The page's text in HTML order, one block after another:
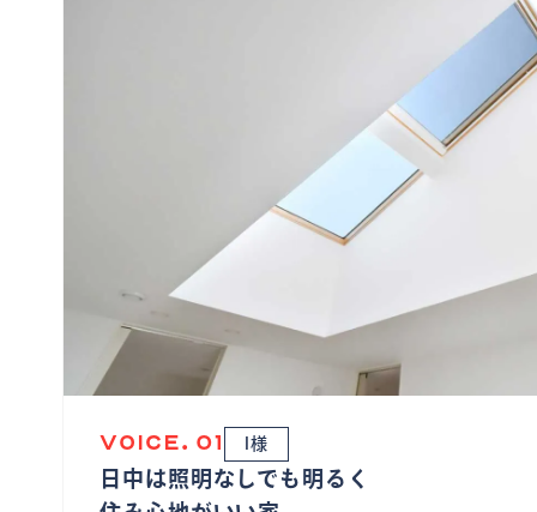
VOICE. 01 I様
日中は照明なしでも明るく